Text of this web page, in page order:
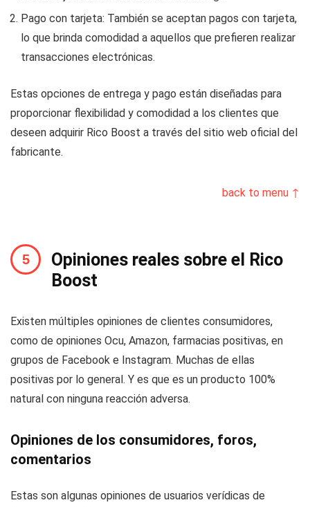
Pago con tarjeta: También se aceptan pagos con tarjeta,
lo que brinda comodidad a aquellos que prefieren realizar
transacciones electrónicas.
Estas opciones de entrega y pago están diseñadas para
proporcionar flexibilidad y comodidad a los clientes que
deseen adquirir Rico Boost a través del sitio web oficial del
fabricante.
back to menu ↑
Opiniones reales sobre el Rico
Boost
Existen múltiples opiniones de clientes consumidores,
como de opiniones Ocu, Amazon, farmacias positivas, en
grupos de Facebook e Instagram. Muchas de ellas
positivas por lo general. Y es que es un producto 100%
natural con ninguna reacción adversa.
Opiniones de los consumidores, foros,
comentarios
Estas son algunas opiniones de usuarios verídicas de